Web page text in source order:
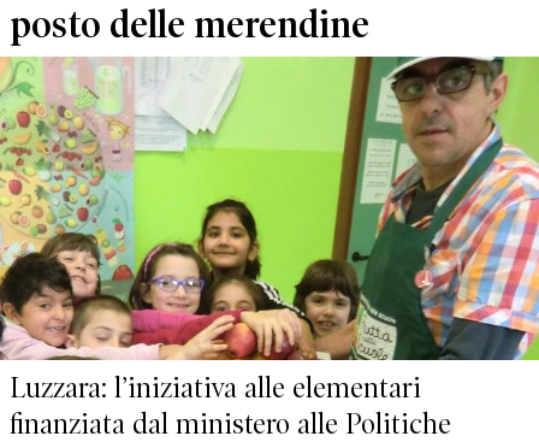
posto delle merendine
Luzzara: l’iniziativa alle elementari
finanziata dal ministero alle Politiche